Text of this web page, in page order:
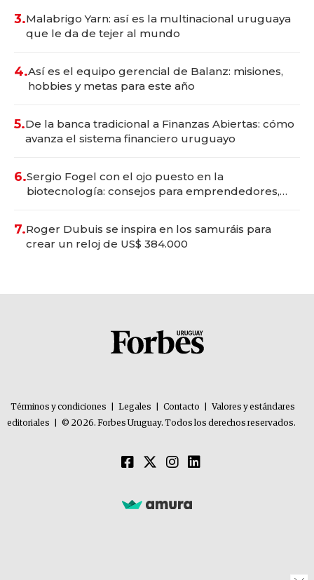
3.Malabrigo Yarn: así es la multinacional uruguaya
que le da de tejer al mundo
4.Así es el equipo gerencial de Balanz: misiones,
hobbies y metas para este año
5.De la banca tradicional a Finanzas Abiertas: cómo
avanza el sistema financiero uruguayo
6.Sergio Fogel con el ojo puesto en la
biotecnología: consejos para emprendedores,
7.Roger Dubuis se inspira en los samuráis para
crear un reloj de US$ 384.000
Términos y condiciones Legales Contacto
Valores y estándares
editoriales
© 2026. Forbes Uruguay. Todos los derechos reservados.